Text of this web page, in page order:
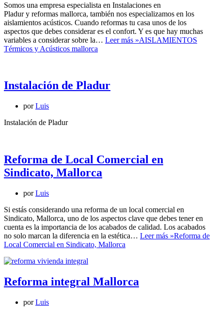
Somos una empresa especialista en Instalaciones en
Pladur y reformas mallorca, también nos especializamos en los
aislamientos acústicos. Cuando reformas tu casa unos de los
aspectos que debes considerar es el confort. Y es que hay muchas
variables a considerar sobre la… Leer más »AISLAMIENTOS
Térmicos y Acústicos mallorca
Instalación de Pladur
porLuis
Instalación de Pladur
Reforma de Local Comercial en
Sindicato, Mallorca
porLuis
Si estás considerando una reforma de un local comercial en
Sindicato, Mallorca, uno de los aspectos clave que debes tener en
cuenta es la importancia de los acabados de calidad. Los acabados
no solo marcan la diferencia en la estética… Leer más »Reforma de
Local Comercial en Sindicato, Mallorca
Reforma integral Mallorca
porLuis